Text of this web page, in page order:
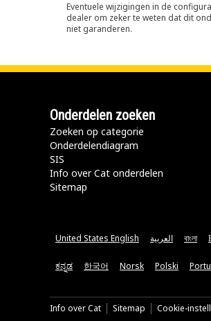
Eventuele wijzigingen in de
dealer om zeker te weten dat dit
niet garanderen.
Onderdelen zoeken
Zoeken op categorie
Onderdelendiagram
SIS
Info over Cat onderdelen
Sitemap
United States English العربية বাংলা
ಕನ್ನಡ 한국어 Norsk Polski
Info over Cat Sitemap Cookie-